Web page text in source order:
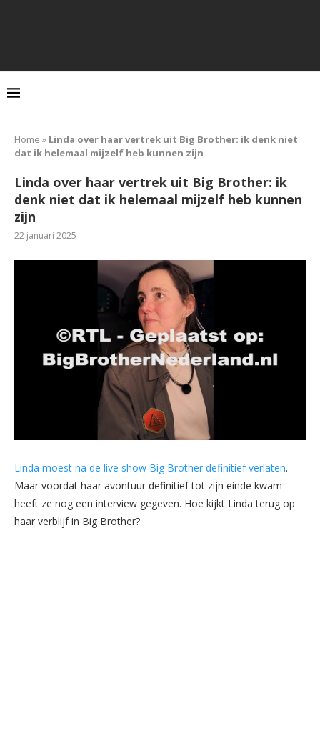
Home » Linda over haar vertrek uit Big Brother: ik denk niet
dat ik helemaal mijzelf heb kunnen zijn
Linda over haar vertrek uit Big Brother: ik
denk niet dat ik helemaal mijzelf heb kunnen
zijn
22 januari 2025
Linda moest na de live show Big Brother definitief verlaten.
Maar voordat haar avontuur definitief tot zijn einde kwam
heeft ze nog een interview gegeven. Hoe kijkt Linda terug op
haar verblijf in Big Brother?